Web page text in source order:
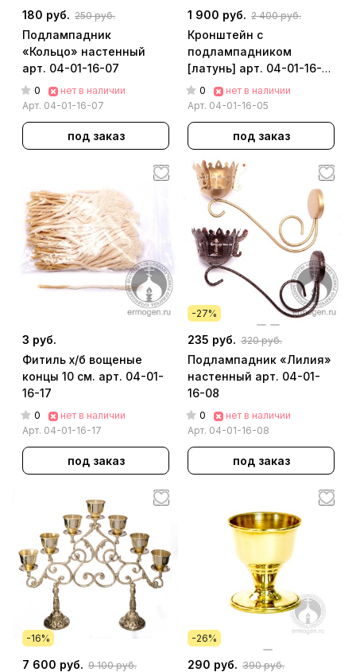
180 руб. 250 руб.
Подлампадник
«Кольцо» настенный
арт. 04-01-16-07
0
нет в наличии
Арт. 04-01-16-07
под заказ
1 900 руб. 2 400 руб.
Кронштейн с
подлампадником
[латунь] арт. 04-01-16-
050
нет в наличии
Арт. 04-01-16-05
под заказ
3 руб.
Фитиль х/б вощеные
концы 10 см. арт. 04-01-
16-17
0
нет в наличии
Арт. 04-01-16-17
под заказ
-27%
235 руб. 320 руб.
Подлампадник «Лилия»
настенный арт. 04-01-
16-08
0
нет в наличии
Арт. 04-01-16-08
под заказ
-16%
7 600 руб. 9 100 руб.
-26%
290 руб. 390 руб.